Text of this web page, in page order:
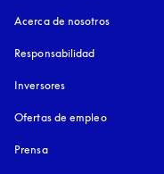
Acerca de nosotros
Responsabilidad
Inversores
Ofertas de empleo
Prensa